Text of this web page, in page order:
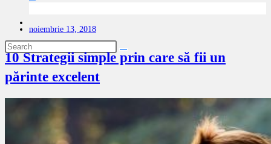
website
search
noiembrie 13, 2018
10 Strategii simple prin care să fii un
părinte excelent